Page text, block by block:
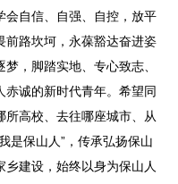
会自信、自强、自控，放平
前路坎坷，永葆豁达奋进姿
，脚踏实地、专心致志、
诚的新时代青年。希望同
所高校、去往哪座城市、从
是保山人”，传承弘扬保山
建设，始终以身为保山人